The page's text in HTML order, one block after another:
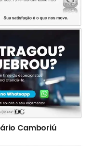
Camboriú